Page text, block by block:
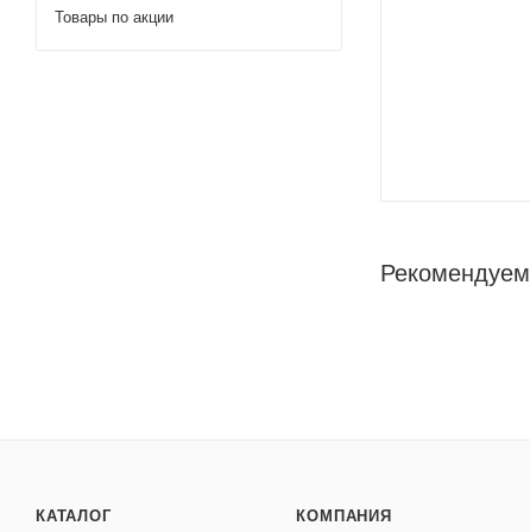
Рекомендуем
Товары по акции
КАТАЛОГ КОМПАНИЯ